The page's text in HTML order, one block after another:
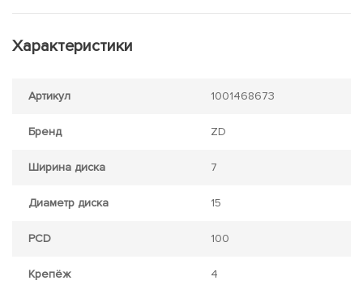
Характеристики
Артикул 1001468673
Бренд ZD
Ширина диска 7
Диаметр диска 15
PCD 100
Крепёж 4